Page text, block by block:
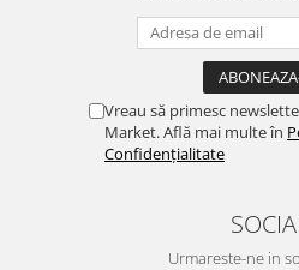
Vreau să primesc
Market. Află mai multe în
Confidențialitate
Urmareste-ne in